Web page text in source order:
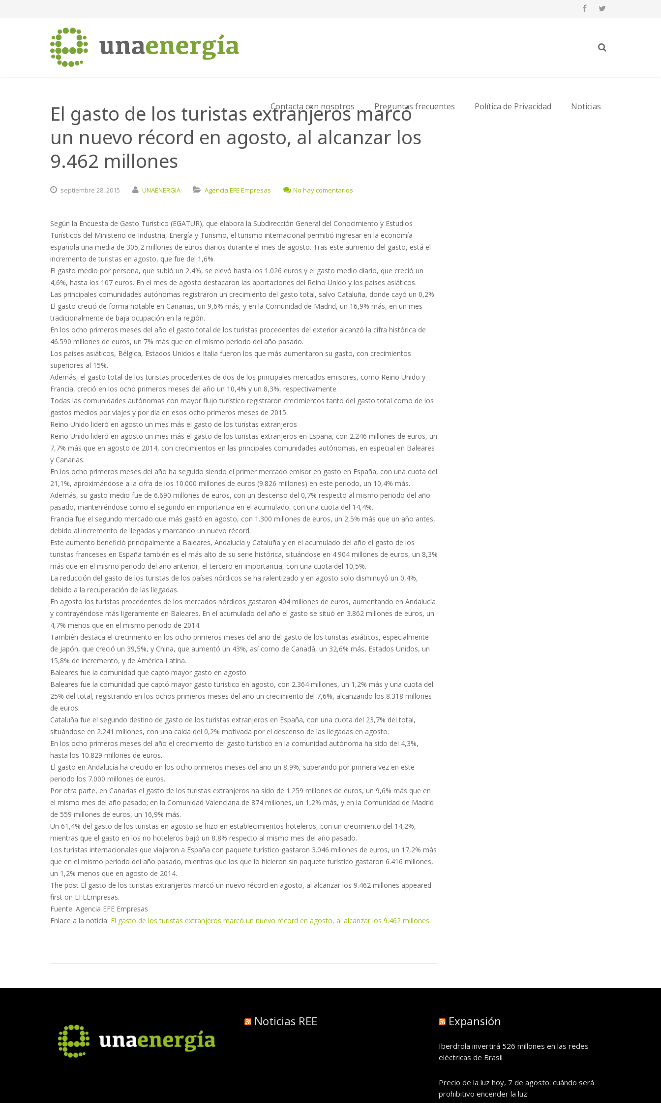
Contacta con nosotros Preguntas frecuentes Política de Privacidad Noticias
El gasto de los turistas extranjeros marcó
un nuevo récord en agosto, al alcanzar los
9.462 millones
septiembre 28,2015 UNAENERGIA Agencia EFE Empresas No hay comentarios
Según la Encuesta de Gasto Turístico (EGATUR), que elabora la Subdirección General del Conocimiento y Estudios
Turísticos del Ministerio de Industria, Energía y Turismo, el turismo internacional permitió ingresar en la economía
española una media de 305,2 millones de euros diarios durante el mes de agosto. Tras este aumento del gasto, está el
incremento de turistas en agosto, que fue del 1,6%.
El gasto medio por persona, que subió un 2,4%, se elevó hasta los 1.026 euros y el gasto medio diario, que creció un
4,6%, hasta los 107 euros. En el mes de agosto destacaron las aportaciones del Reino Unido y los países asiáticos.
Las principales comunidades autónomas registraron un crecimiento del gasto total, salvo Cataluña, donde cayó un 0,2%.
El gasto creció de forma notable en Canarias, un 9,6% más, y en la Comunidad de Madrid, un 16,9% más, en un mes
tradicionalmente de baja ocupación en la región.
En los ocho primeros meses del año el gasto total de los turistas procedentes del exterior alcanzó la cifra histórica de
46.590 millones de euros, un 7% más que en el mismo periodo del año pasado.
Los países asiáticos, Bélgica, Estados Unidos e Italia fueron los que más aumentaron su gasto, con crecimientos
superiores al 15%.
Además, el gasto total de los turistas procedentes de dos de los principales mercados emisores, como Reino Unido y
Francia, creció en los ocho primeros meses del año un 10,4% y un 8,3%, respectivamente.
Todas las comunidades autónomas con mayor flujo turístico registraron crecimientos tanto del gasto total como de los
gastos medios por viajes y por día en esos ocho primeros meses de 2015.
Reino Unido lideró en agosto un mes más el gasto de los turistas extranjeros
Reino Unido lideró en agosto un mes más el gasto de los turistas extranjeros en España, con 2.246 millones de euros, un
7,7% más que en agosto de 2014, con crecimientos en las principales comunidades autónomas, en especial en Baleares
y Canarias.
En los ocho primeros meses del año ha seguido siendo el primer mercado emisor en gasto en España, con una cuota del
21,1%, aproximándose a la cifra de los 10.000 millones de euros (9.826 millones) en este periodo, un 10,4% más.
Además, su gasto medio fue de 6.690 millones de euros, con un descenso del 0,7% respecto al mismo periodo del año
pasado, manteniéndose como el segundo en importancia en el acumulado, con una cuota del 14,4%.
Francia fue el segundo mercado que más gastó en agosto, con 1.300 millones de euros, un 2,5% más que un año antes,
debido al incremento de llegadas y marcando un nuevo récord.
Este aumento benefició principalmente a Baleares, Andalucía y Cataluña y en el acumulado del año el gasto de los
turistas franceses en España también es el más alto de su serie histórica, situándose en 4.904 millones de euros, un 8,3%
más que en el mismo periodo del año anterior, el tercero en importancia, con una cuota del 10,5%.
La reducción del gasto de los turistas de los países nórdicos se ha ralentizado y en agosto solo disminuyó un 0,4%,
debido a la recuperación de las llegadas.
En agosto los turistas procedentes de los mercados nórdicos gastaron 404 millones de euros, aumentando en Andalucía
y contrayéndose más ligeramente en Baleares. En el acumulado del año el gasto se situó en 3.862 millones de euros, un
4,7% menos que en el mismo periodo de 2014.
También destaca el crecimiento en los ocho primeros meses del año del gasto de los turistas asiáticos, especialmente
de Japón, que creció un 39,5%, y China, que aumentó un 43%, así como de Canadá, un 32,6% más, Estados Unidos, un
15,8% de incremento, y de América Latina.
Baleares fue la comunidad que captó mayor gasto en agosto
Baleares fue la comunidad que captó mayor gasto turístico en agosto, con 2.364 millones, un 1,2% más y una cuota del
25% del total, registrando en los ochos primeros meses del año un crecimiento del 7,6%, alcanzando los 8.318 millones
de euros.
Cataluña fue el segundo destino de gasto de los turistas extranjeros en España, con una cuota del 23,7% del total,
situándose en 2.241 millones, con una caída del 0,2% motivada por el descenso de las llegadas en agosto.
En los ocho primeros meses del año el crecimiento del gasto turístico en la comunidad autónoma ha sido del 4,3%,
hasta los 10.829 millones de euros.
El gasto en Andalucía ha crecido en los ocho primeros meses del año un 8,9%, superando por primera vez en este
periodo los 7.000 millones de euros.
Por otra parte, en Canarias el gasto de los turistas extranjeros ha sido de 1.259 millones de euros, un 9,6% más que en
el mismo mes del año pasado; en la Comunidad Valenciana de 874 millones, un 1,2% más, y en la Comunidad de Madrid
de 559 millones de euros, un 16,9% más.
Un 61,4% del gasto de los turistas en agosto se hizo en establecimientos hoteleros, con un crecimiento del 14,2%,
mientras que el gasto en los no hoteleros bajó un 8,8% respecto al mismo mes del año pasado.
Los turistas internacionales que viajaron a España con paquete turístico gastaron 3.046 millones de euros, un 17,2% más
que en el mismo periodo del año pasado, mientras que los que lo hicieron sin paquete turístico gastaron 6.416 millones,
un 1,2% menos que en agosto de 2014.
The post El gasto de los turistas extranjeros marcó un nuevo récord en agosto, al alcanzar los 9.462 millones appeared
first on EFEEmpresas.
Fuente: Agencia EFE Empresas
Enlace a la noticia: El gasto de los turistas extranjeros marcó un nuevo récord en agosto, al alcanzar los 9.462 millones
Noticias REE Expansión
Iberdrola invertirá 526 millones en las redes
eléctricas de Brasil
Precio de la luz hoy, 7 de agosto: cuándo será
prohibitivo encender la luz